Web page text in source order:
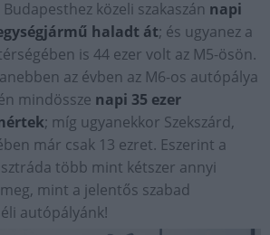
közeli szakaszán napi
haladt át; és ugyanez a
is 44 ezer volt az M5-ösön.
az évben az M6-os autópálya
mindössze napi 35 ezer
; míg ugyanekkor Szekszárd,
már csak 13 ezret. Eszerint a
több mint kétszer annyi
mint a jelentős szabad
autópályánk!